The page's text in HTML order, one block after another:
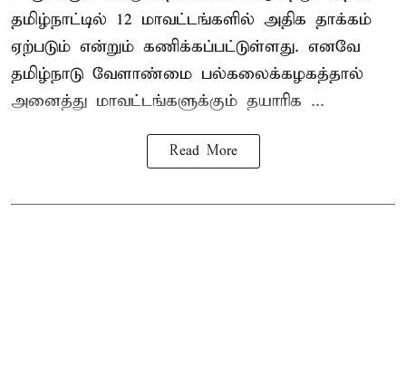
தமிழ்நாட்டில் 12 மாவட்டங்களில் அதிக தாக்கம்
ஏற்படும் என்றும் கணிக்கப்பட்டுள்ளது. எனவே
தமிழ்நாடு வேளாண்மை பல்கலைக்கழகத்தால்
அனைத்து மாவட்டங்களுக்கும் தயாரிக ...
Read More